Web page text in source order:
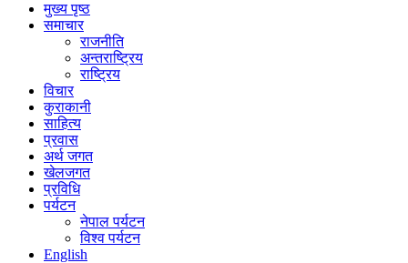
मुख्य पृष्ठ
समाचार
राजनीति
अन्तराष्ट्रिय
राष्ट्रिय
विचार
कुराकानी
साहित्य
प्रवास
अर्थ जगत
खेलजगत
प्रविधि
पर्यटन
नेपाल पर्यटन
विश्व पर्यटन
English